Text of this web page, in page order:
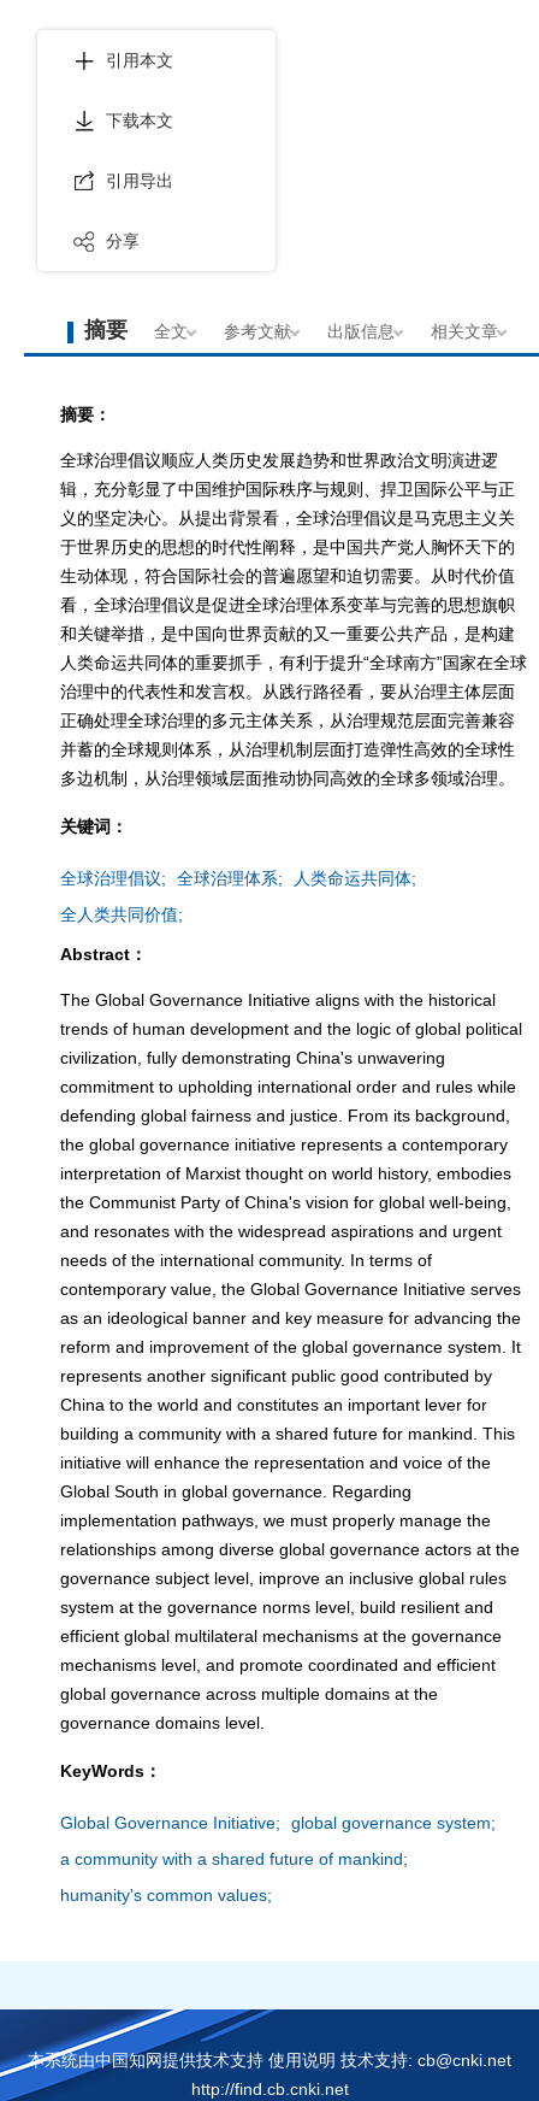
引用本文
下载本文
引用导出
分享
摘要 全文 参考文献 出版信息 相关文章
摘要：
全球治理倡议顺应人类历史发展趋势和世界政治文明演进逻
辑，充分彰显了中国维护国际秩序与规则、捍卫国际公平与正
义的坚定决心。从提出背景看，全球治理倡议是马克思主义关
于世界历史的思想的时代性阐释，是中国共产党人胸怀天下的
生动体现，符合国际社会的普遍愿望和迫切需要。从时代价值
看，全球治理倡议是促进全球治理体系变革与完善的思想旗帜
和关键举措，是中国向世界贡献的又一重要公共产品，是构建
人类命运共同体的重要抓手，有利于提升“全球南方”国家在全球
治理中的代表性和发言权。从践行路径看，要从治理主体层面
正确处理全球治理的多元主体关系，从治理规范层面完善兼容
并蓄的全球规则体系，从治理机制层面打造弹性高效的全球性
多边机制，从治理领域层面推动协同高效的全球多领域治理。
关键词：
全球治理倡议; 全球治理体系;
人类命运共同体;
全人类共同价值;
Abstract：
The Global Governance Initiative aligns with the historical
trends of human development and the logic of global political
civilization, fully demonstrating China's unwavering
commitment to upholding international order and rules while
defending global fairness and justice. From its background,
the global governance initiative represents a contemporary
interpretation of Marxist thought on world history, embodies
the Communist Party of China's vision for global well-being,
and resonates with the widespread aspirations and urgent
needs of the international community. In terms of
contemporary value, the Global Governance Initiative serves
as an ideological banner and key measure for advancing the
reform and improvement of the global governance system. It
represents another significant public good contributed by
China to the world and constitutes an important lever for
building a community with a shared future for mankind. This
initiative will enhance the representation and voice of the
Global South in global governance. Regarding
implementation pathways, we must properly manage the
relationships among diverse global governance actors at the
governance subject level, improve an inclusive global rules
system at the governance norms level, build resilient and
efficient global multilateral mechanisms at the governance
mechanisms level, and promote coordinated and efficient
global governance across multiple domains at the
governance domains level.
KeyWords：
Global Governance Initiative;
global governance system;
a community with a shared future of mankind;
humanity's common values;
本系统由中国知网提供技术支持 使用说明 技术支持: cb@cnki.net
http://find.cb.cnki.net